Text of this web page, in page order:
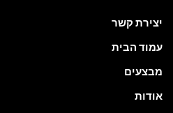
יצירת קשר
עמוד הבית
מבצעים
אודות